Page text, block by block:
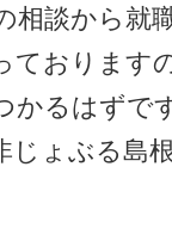
相談から就
ております
かるはずで
じょぶる島